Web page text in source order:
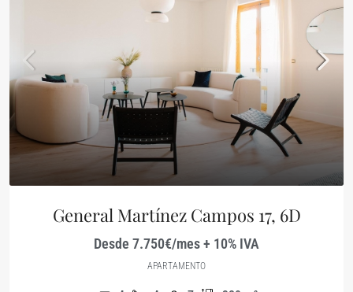
General Martínez Campos 17, 6D
Desde 7.750€/mes + 10% IVA
APARTAMENTO